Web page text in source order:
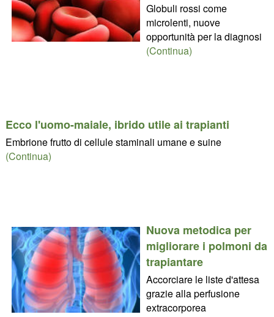
Globuli rossi come
microlenti, nuove
opportunità per la diagnosi
(Continua)
Ecco l'uomo-maiale, ibrido utile ai trapianti
Embrione frutto di cellule staminali umane e suine
(Continua)
Nuova metodica per
migliorare i polmoni da
trapiantare
Accorciare le liste d'attesa
grazie alla perfusione
extracorporea